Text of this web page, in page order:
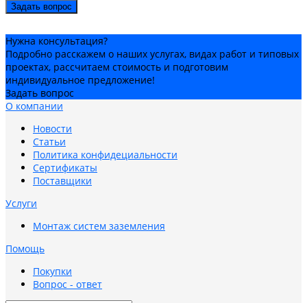
Задать вопрос
Нужна консультация?
Подробно расскажем о наших услугах, видах работ и типовых
проектах, рассчитаем стоимость и подготовим
индивидуальное предложение!
Задать вопрос
О компании
Новости
Статьи
Политика конфидециальности
Сертификаты
Поставщики
Услуги
Монтаж систем заземления
Помощь
Покупки
Вопрос - ответ